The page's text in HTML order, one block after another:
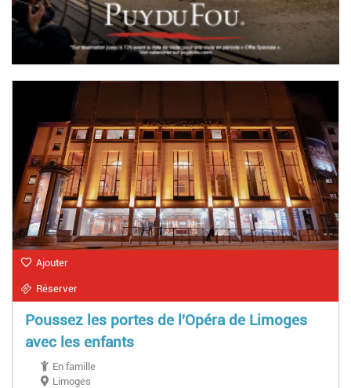
Ajouter
Réserver
Poussez les portes de l'Opéra de Limoges
avec les enfants
En famille
Limoges